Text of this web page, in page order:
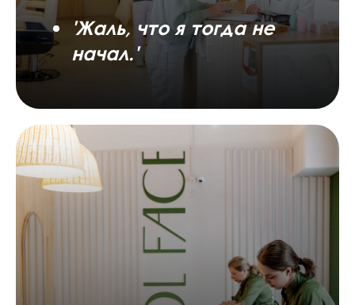
'Жаль, что я тогда не
начал.'